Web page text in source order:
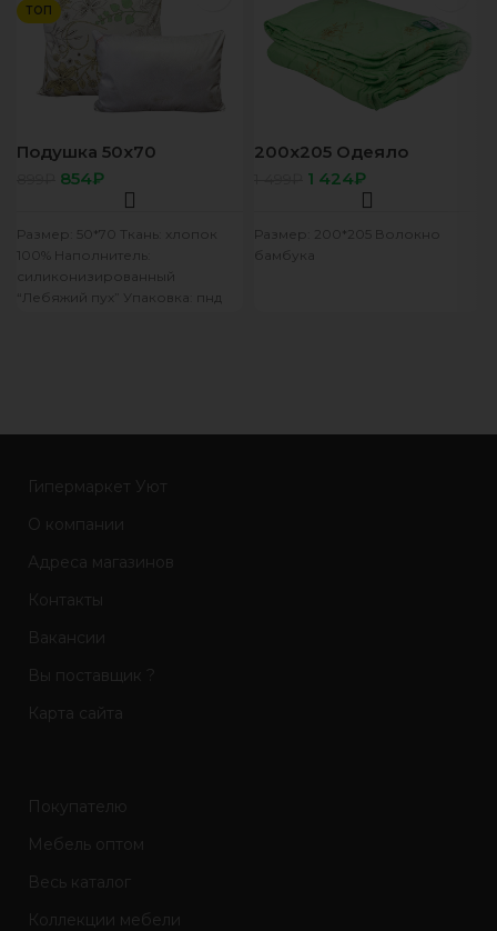
ТОП
Подушка 50х70
(Лебящий пух) стандарт
854₽
Размер: 50*70 Ткань: хлопок
100% Наполнитель:
силиконизированный
“Лебяжий пух” Упаковка: пнд
200х205 Одеяло
(Волокно бамбука)
Стандарт всесезон
1 424₽
Размер: 200*205 Волокно
бамбука
Гипермаркет Уют
О компании
Адреса магазинов
Контакты
Вакансии
Вы поставщик ?
Карта сайта
Покупателю
Мебель оптом
Весь каталог
Коллекции мебели